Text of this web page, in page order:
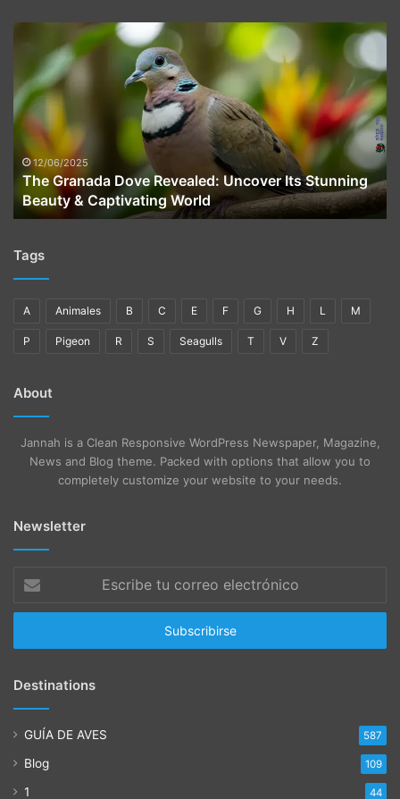
Granada
Dove
Revealed:
Uncover
Its
Stunning
Beauty
Captivating
World
12/06/2025
The Granada Dove Revealed: Uncover Its Stunning
Beauty & Captivating World
Tags
A Animales B C E F G H L M
P Pigeon R S Seagulls T V Z
About
Jannah is a Clean Responsive WordPress Newspaper, Magazine,
News and Blog theme. Packed with options that allow you to
completely customize your website to your needs.
Newsletter
Escribe
tu
correo
Destinations
GUÍA DE AVES 587
Blog 109
1 44